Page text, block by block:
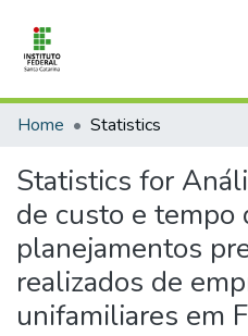
Communities & Collections
Documentos úteis
Contatos
Home Statistics
Statistics for
de custo e tempo
planejamentos
realizados de
unifamiliares em